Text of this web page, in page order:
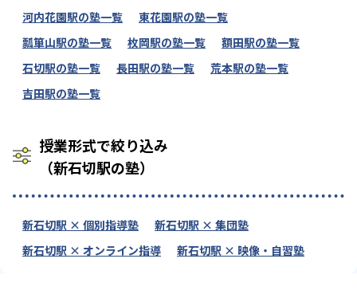
河内花園駅の塾一覧
東花園駅の塾一覧
瓢箪山駅の塾一覧
枚岡駅の塾一覧
額田駅の塾一覧
石切駅の塾一覧
長田駅の塾一覧
荒本駅の塾一覧
吉田駅の塾一覧
授業形式で絞り込み
（新石切駅の塾）
新石切駅 × 個別指導塾
新石切駅 × 集団塾
新石切駅 × オンライン指導
新石切駅 × 映像・自習塾